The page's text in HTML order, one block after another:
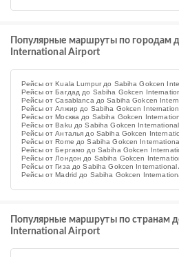
Популярные маршруты по городам
International Airport
Рейсы от Kuala Lumpur до Sabiha Gokcen
Рейсы от Багдад до Sabiha Gokcen
Рейсы от Casablanca до Sabiha Gokcen
Рейсы от Алжир до Sabiha Gokcen
Рейсы от Москва до Sabiha Gokcen
Рейсы от Baku до Sabiha Gokcen
Рейсы от Анталья до Sabiha Gokcen
Рейсы от Rome до Sabiha Gokcen
Рейсы от Бергамо до Sabiha Gokcen
Рейсы от Лондон до Sabiha Gokcen
Рейсы от Гиза до Sabiha Gokcen International
Рейсы от Madrid до Sabiha Gokcen
Популярные маршруты по странам
International Airport